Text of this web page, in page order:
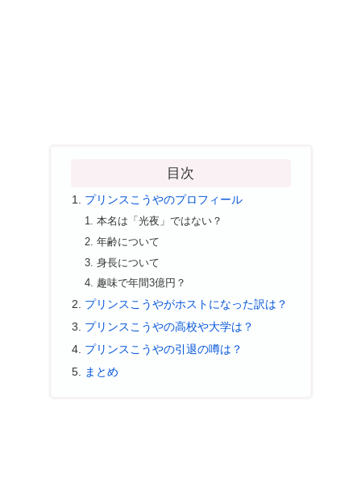
目次
プリンスこうやのプロフィール
本名は「光夜」ではない？
年齢について
身長について
趣味で年間3億円？
プリンスこうやがホストになった訳は？
プリンスこうやの高校や大学は？
プリンスこうやの引退の噂は？
まとめ